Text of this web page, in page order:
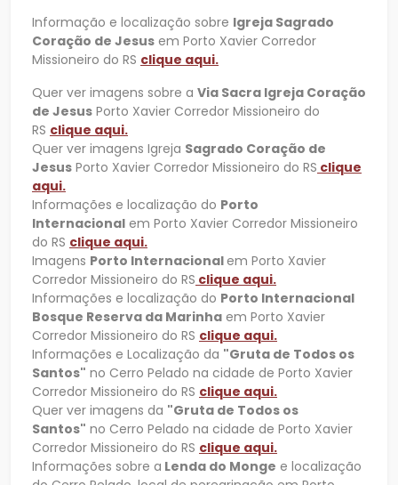
Informação e localização sobre Igreja Sagrado
Coração de Jesus em Porto Xavier Corredor
Missioneiro do RS clique aqui.
Quer ver imagens sobre a Via Sacra Igreja Coração
de Jesus Porto Xavier Corredor Missioneiro do
RS clique aqui.
Quer ver imagens Igreja Sagrado Coração de
Jesus Porto Xavier Corredor Missioneiro do RS clique
aqui.
Informações e localização do Porto
Internacional em Porto Xavier Corredor Missioneiro
do RS clique aqui.
Imagens Porto Internacionalem Porto Xavier
Corredor Missioneiro do RS clique aqui.
Informações e localização do Porto Internacional
Bosque Reserva da Marinha em Porto Xavier
Corredor Missioneiro do RS clique aqui.
Informações e Localização da "Gruta de Todos os
Santos" no Cerro Pelado na cidade de Porto Xavier
Corredor Missioneiro do RS clique aqui.
Quer ver imagens da "Gruta de Todos os
Santos" no Cerro Pelado na cidade de Porto Xavier
Corredor Missioneiro do RS clique aqui.
Informações sobre a Lenda do Monge e localização